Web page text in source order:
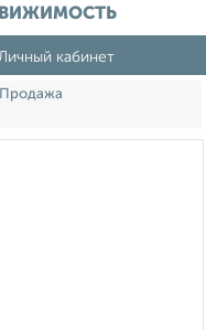
кабинет
Продажа